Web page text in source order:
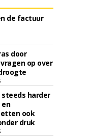
de factuur
door
op over
harder
ook
druk